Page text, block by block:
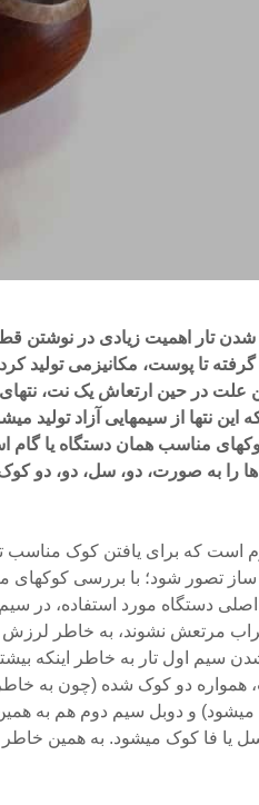
تار اهمیت زیادی در نوشتن
تا پوست، مکانیزمی تولید
علت در حین ارتعاش یک نت،
این نتها از سیمهایی آزاد
مناسب همان دستگاه یا گام
را به صورت، دو، سل، دو، دو
است که برای یافتن کوک
تصور شود؛ با بررسی کوکهای
اصلی دستگاه مورد استفاده، در
مرتعش نشوند، به خاطر
دو کوک شده (چون به
میشود) و دوبل سیم دوم هم به
سل یا فا کوک میشود. به همین